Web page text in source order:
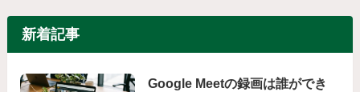
新着記事
Google Meetの録画は誰ができ